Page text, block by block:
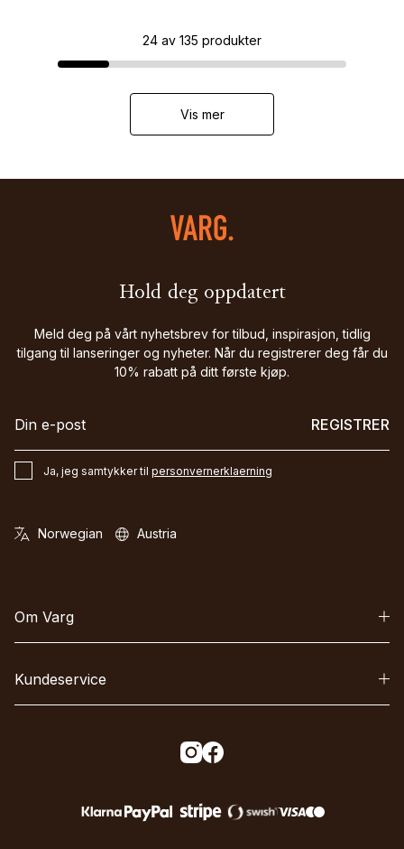
24 av 135 produkter
Vis mer
Hold deg oppdatert
Meld deg på vårt nyhetsbrev for tilbud, inspirasjon, tidlig
tilgang til lanseringer og nyheter. Når du registrerer deg får du
10% rabatt på ditt første kjøp.
REGISTRER
Ja, jeg samtykker til personvernerklaerning
Om Varg
Kundeservice